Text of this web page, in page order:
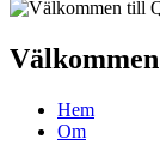
Hem
Om